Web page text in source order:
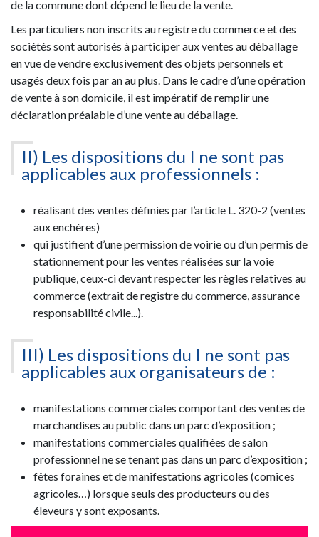
de la commune dont dépend le lieu de la vente.
Les particuliers non inscrits au registre du commerce et des
sociétés sont autorisés à participer aux ventes au déballage
en vue de vendre exclusivement des objets personnels et
usagés deux fois par an au plus. Dans le cadre d’une opération
de vente à son domicile, il est impératif de remplir une
déclaration préalable d’une vente au déballage.
II) Les dispositions du I ne sont pas
applicables aux professionnels :
réalisant des ventes définies par l’article L. 320-2 (ventes
aux enchères)
qui justifient d’une permission de voirie ou d’un permis de
stationnement pour les ventes réalisées sur la voie
publique, ceux-ci devant respecter les règles relatives au
commerce (extrait de registre du commerce, assurance
responsabilité civile...).
III) Les dispositions du I ne sont pas
applicables aux organisateurs de :
manifestations commerciales comportant des ventes de
marchandises au public dans un parc d’exposition ;
manifestations commerciales qualifiées de salon
professionnel ne se tenant pas dans un parc d’exposition ;
fêtes foraines et de manifestations agricoles (comices
agricoles…) lorsque seuls des producteurs ou des
éleveurs y sont exposants.